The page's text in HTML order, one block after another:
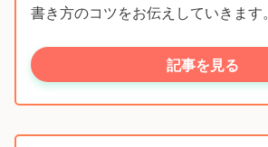
書き方のコツをお伝えしていきます。
記事を見る